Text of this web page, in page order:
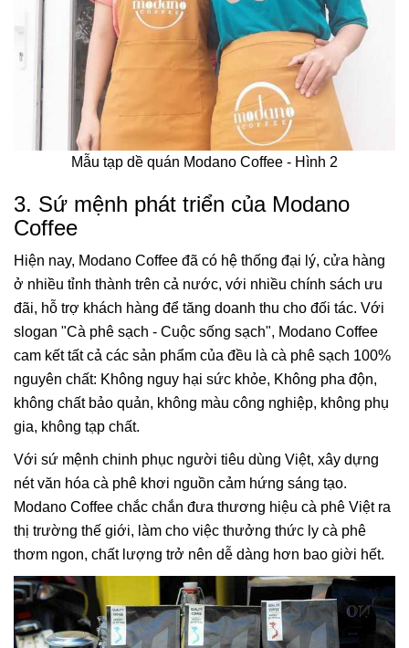
Mẫu tạp dề quán Modano Coffee - Hình 2
3. Sứ mệnh phát triển của Modano
Coffee
Hiện nay, Modano Coffee đã có hệ thống đại lý, cửa hàng
ở nhiều tỉnh thành trên cả nước, với nhiều chính sách ưu
đãi, hỗ trợ khách hàng để tăng doanh thu cho đối tác. Với
slogan "Cà phê sạch - Cuộc sống sạch", Modano Coffee
cam kết tất cả các sản phẩm của đều là cà phê sạch 100%
nguyên chất: Không nguy hại sức khỏe, Không pha độn,
không chất bảo quản, không màu công nghiệp, không phụ
gia, không tạp chất.
Với sứ mệnh chinh phục người tiêu dùng Việt, xây dựng
nét văn hóa cà phê khơi nguồn cảm hứng sáng tạo.
Modano Coffee chắc chắn đưa thương hiệu cà phê Việt ra
thị trường thế giới, làm cho việc thưởng thức ly cà phê
thơm ngon, chất lượng trở nên dễ dàng hơn bao giời hết.